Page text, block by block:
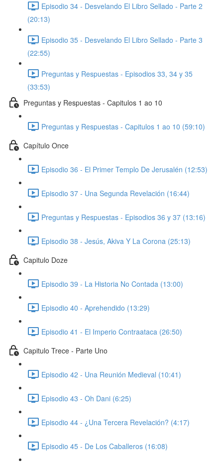
Episodio 34 - Desvelando El Libro Sellado - Parte 2
(20:13)
Episodio 35 - Desvelando El Libro Sellado - Parte 3
(22:55)
Preguntas y Respuestas - Episodios 33, 34 y 35
(33:53)
Preguntas y Respuestas - Capitulos 1 ao 10
Preguntas y Respuestas - Capitulos 1 ao 10 (59:10)
Capítulo Once
Episodio 36 - El Primer Templo De Jerusalén (12:53)
Episodio 37 - Una Segunda Revelación (16:44)
Preguntas y Respuestas - Episodios 36 y 37 (13:16)
Episodio 38 - Jesús, Akiva Y La Corona (25:13)
Capitulo Doze
Episodio 39 - La Historia No Contada (13:00)
Episodio 40 - Aprehendido (13:29)
Episodio 41 - El Imperio Contraataca (26:50)
Capitulo Trece - Parte Uno
Episodio 42 - Una Reunión Medieval (10:41)
Episodio 43 - Oh Dani (6:25)
Episodio 44 - ¿Una Tercera Revelación? (4:17)
Episodio 45 - De Los Caballeros (16:08)